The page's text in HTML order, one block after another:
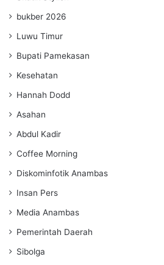
bukber 2026
Luwu Timur
Bupati Pamekasan
Kesehatan
Hannah Dodd
Asahan
Abdul Kadir
Coffee Morning
Diskominfotik Anambas
Insan Pers
Media Anambas
Pemerintah Daerah
Sibolga